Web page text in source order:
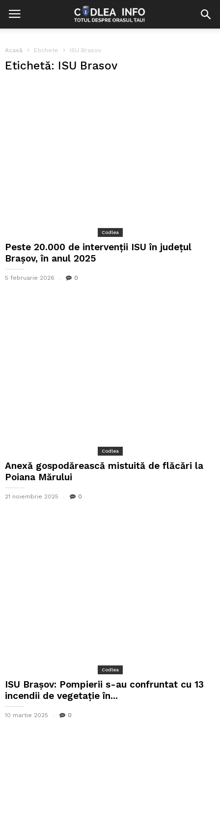
Acasă Etichete ISU Brasov
Etichetă: ISU Brasov
Codlea
Peste 20.000 de intervenții ISU în județul
Brașov, în anul 2025
5 februarie 2026 0
Codlea
Anexă gospodărească mistuită de flăcări la
Poiana Mărului
21 noiembrie 2025 0
Codlea
ISU Braşov: Pompierii s-au confruntat cu 13
incendii de vegetație în...
10 martie 2025 0